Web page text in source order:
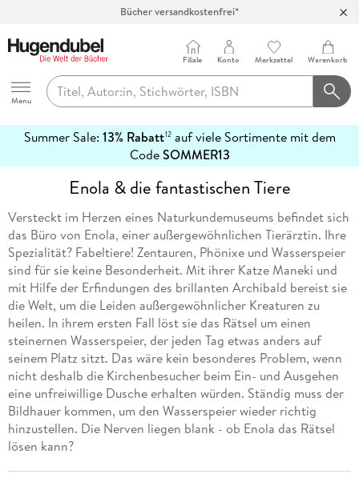
Bücher versandkostenfrei*
Abholung in über 100 Filialen
Hugendubel
Menu
Filiale Konto Merkzettel Warenkorb
Summer Sale: 13% Rabatt12auf viele Sortimente mit dem
CodeSOMMER13
erfahren
Enola & die fantastischen Tiere
Versteckt im Herzen eines Naturkundemuseums befindet sich
das Büro von Enola, einer außergewöhnlichen Tierärztin. Ihre
Spezialität? Fabeltiere! Zentauren, Phönixe und Wasserspeier
sind für sie keine Besonderheit. Mit ihrer Katze Maneki und
mit Hilfe der Erfindungen des brillanten Archibald bereist sie
die Welt, um die Leiden außergewöhnlicher Kreaturen zu
heilen. In ihrem ersten Fall löst sie das Rätsel um einen
steinernen Wasserspeier, der jeden Tag etwas anders auf
seinem Platz sitzt. Das wäre kein besonderes Problem, wenn
nicht deshalb die Kirchenbesucher beim Ein- und Ausgehen
eine unfreiwillige Dusche erhalten würden. Ständig muss der
Bildhauer kommen, um den Wasserspeier wieder richtig
hinzustellen. Die Nerven liegen blank - ob Enola das Rätsel
lösen kann?